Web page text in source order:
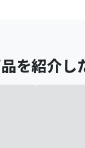
を紹介し